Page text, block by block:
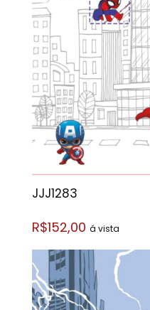
JJJ1283
R$152,00 á vista